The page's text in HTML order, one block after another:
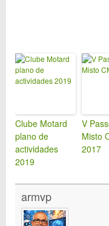
Clube Motard
plano de
actividades
2019
V
Misto
2017
armvp